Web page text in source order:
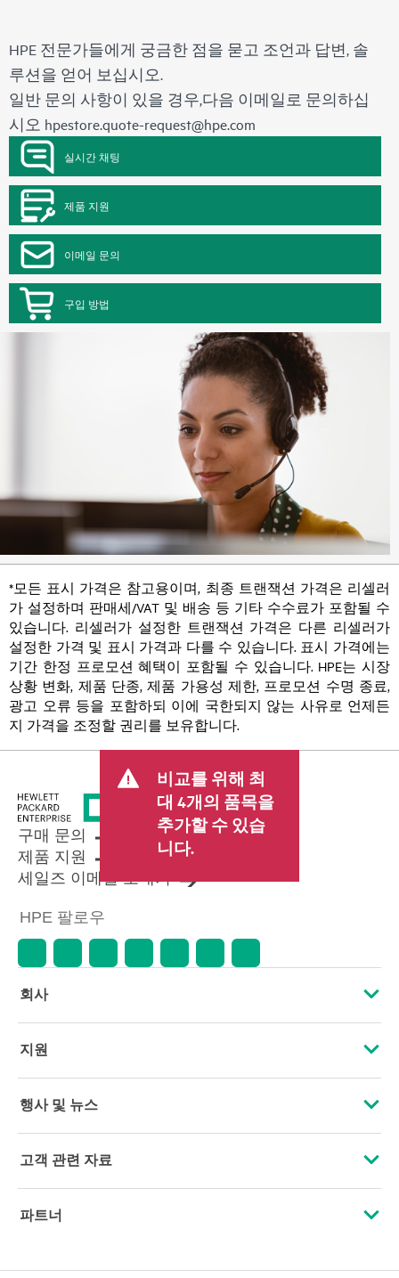
HPE 전문가들에게 궁금한 점을 묻고 조언과 답변, 솔
루션을 얻어 보십시오.
일반 문의 사항이 있을 경우,다음 이메일로 문의하십
시오 hpestore.quote-request@hpe.com
실시간 채팅
제품 지원
이메일 문의
구입 방법
*모든 표시 가격은 참고용이며, 최종 트랜잭션 가격은 리셀러
가 설정하며 판매세/VAT 및 배송 등 기타 수수료가 포함될 수
있습니다. 리셀러가 설정한 트랜잭션 가격은 다른 리셀러가
설정한 가격 및 표시 가격과 다를 수 있습니다. 표시 가격에는
기간 한정 프로모션 혜택이 포함될 수 있습니다. HPE는 시장
상황 변화, 제품 단종, 제품 가용성 제한, 프로모션 수명 종료,
광고 오류 등을 포함하되 이에 국한되지 않는 사유로 언제든
지 가격을 조정할 권리를 보유합니다.
비교를 위해 최
대 4개의 품목을
추가할 수 있습
니다.
구매 문의
제품 지원
세일즈 이메일 보내기
HPE 팔로우
회사
HPE 소개
기업의 책임
HPE Labs
지원
운영 지원 서비스
소프트웨어 및 드라이버
보증 확인
행사 및 뉴스
행사
고객 관련 자료
문의하기
파트너